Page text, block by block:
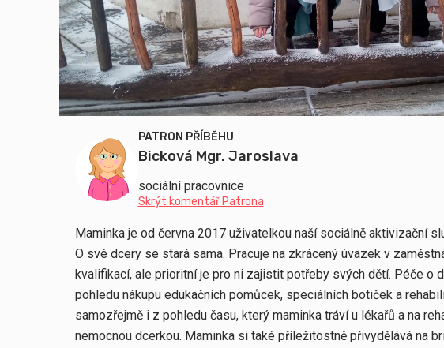
PATRON PŘÍBĚHU
Bicková Mgr. Jaroslava
sociální pracovnice
Skrýt komentář Patrona
Maminka je od června 2017 uživatelkou naší sociálně aktivizační
O své dcery se stará sama. Pracuje na zkrácený úvazek v
kvalifikací, ale prioritní je pro ni zajistit potřeby svých dětí. Péče o
pohledu nákupu edukačních pomůcek, speciálních botiček a
samozřejmě i z pohledu času, který maminka tráví u lékařů a na
nemocnou dcerkou. Maminka si také příležitostně přivydělává na